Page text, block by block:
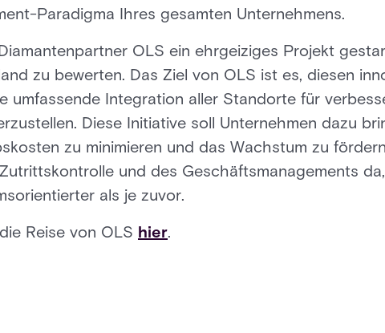
Paradigma Ihres gesamten Unternehmens.
OLS ein ehrgeiziges Projekt
zu bewerten. Das Ziel von OLS ist es, diesen
umfassende Integration aller Standorte für
Diese Initiative soll Unternehmen dazu
zu minimieren und das Wachstum zu
und des Geschäftsmanagements
als je zuvor.
Reise von OLS hier.